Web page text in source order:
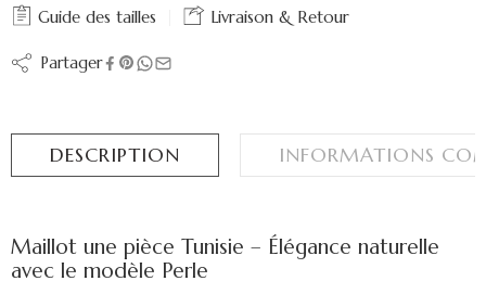
Guide des tailles Livraison & Retour
Partager
DESCRIPTION INFORMATIONS
Maillot une pièce Tunisie – Élégance naturelle
avec le modèle Perle